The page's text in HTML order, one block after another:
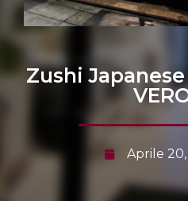
Zushi
Aprile